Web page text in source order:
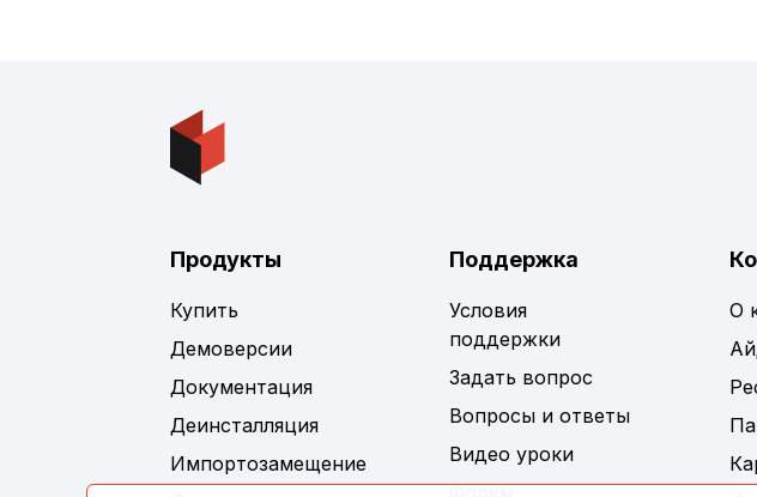
Продукты
Купить
Демоверсии
Документация
Деинсталляция
Импортозамещение
Поддержка
Условия
поддержки
Задать вопрос
Вопросы и ответы
Видео уроки
Форум
О